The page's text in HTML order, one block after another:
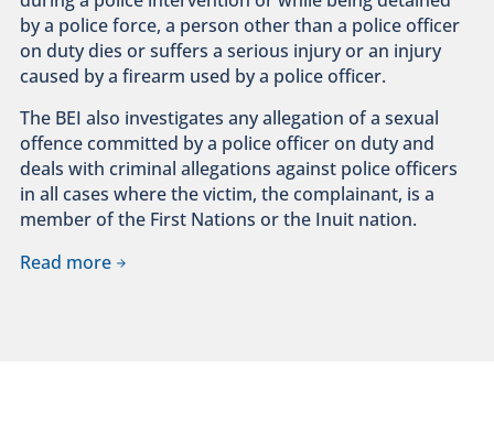
by a police force, a person other than a police officer
on duty dies or suffers a serious injury or an injury
caused by a firearm used by a police officer.
The BEI also investigates any allegation of a sexual
offence committed by a police officer on duty and
deals with criminal allegations against police officers
in all cases where the victim, the complainant, is a
member of the First Nations or the Inuit nation.
Read more